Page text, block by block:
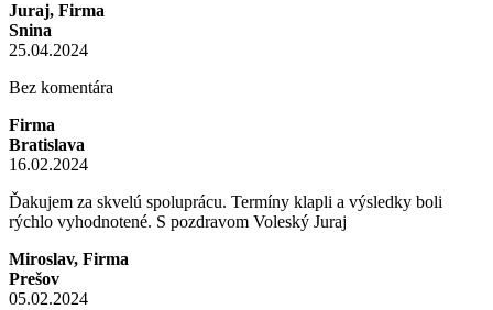
Juraj, Firma
Snina
25.04.2024
Bez komentára
Firma
Bratislava
16.02.2024
Ďakujem za skvelú spoluprácu. Termíny klapli a výsledky boli
rýchlo vyhodnotené. S pozdravom Voleský Juraj
Miroslav, Firma
Prešov
05.02.2024